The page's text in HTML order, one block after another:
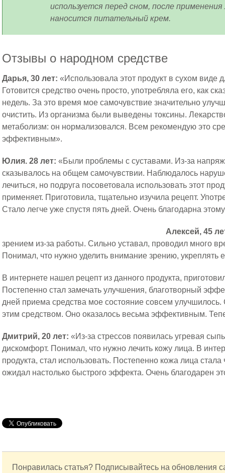
используется перед сном, после
наносится питательный крем.
Отзывы о народном средстве
Дарья, 30 лет: «Использовала этот продукт в сухом виде
Готовится средство очень просто, употребляла его, как
недель. За это время мое самочувствие значительно
очистить. Из организма были выведены токсины.
метаболизм: он нормализовался. Всем рекомендую это
эффективным».
Юлия. 28 лет: «Были проблемы с суставами. Из-за
сказывалось на общем самочувствии. Наблюдалось
лечиться, но подруга посоветовала использовать этот
применяет. Приготовила, тщательно изучила рецепт.
Стало легче уже спустя пять дней. Очень благодарна
Алексей, 45
зрением из-за работы. Сильно уставал, проводил много
Понимал, что нужно уделить внимание зрению, укреплять
В интернете нашел рецепт из данного продукта,
Постепенно стал замечать улучшения, благотворный
дней приема средства мое состояние совсем улучшилось.
этим средством. Оно оказалось весьма эффективным.
Дмитрий, 20 лет: «Из-за стрессов появилась угревая
дискомфорт. Понимал, что нужно лечить кожу лица. В
продукта, стал использовать. Постепенно кожа лица
ожидал настолько быстрого эффекта. Очень благодарен
Понравилась статья? Подписывайтесь на обновления